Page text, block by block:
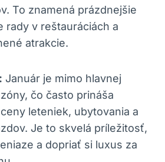
To znamená prázdnejšie
rady v reštauráciách a
atrakcie.
Január je mimo hlavnej
čo často prináša
leteniek, ubytovania a
Je to skvelá príležitosť,
a dopriať si luxus za